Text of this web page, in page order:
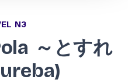
N3
～とすれ